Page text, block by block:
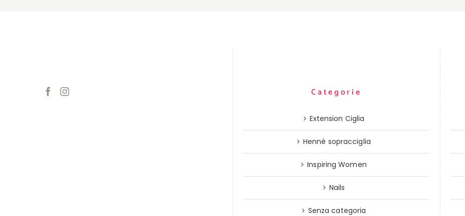
Categorie
Extension Ciglia
Hennè sopracciglia
Inspiring Women
Nails
Senza categoria